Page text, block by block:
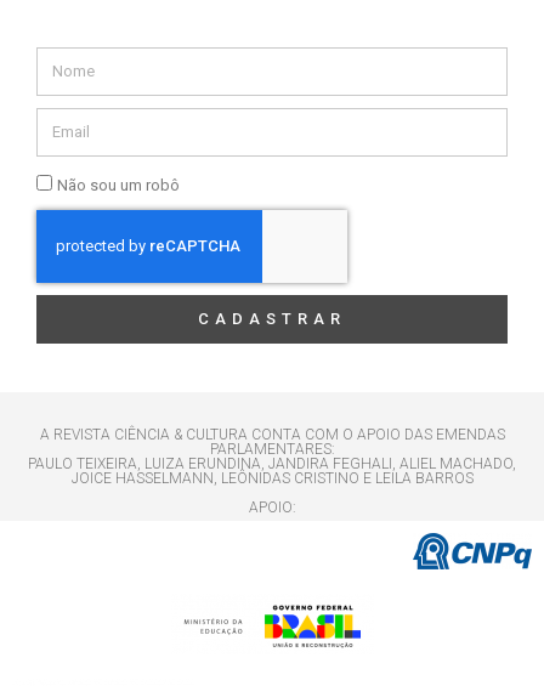
Não sou um robô
CADASTRAR
A REVISTA CIÊNCIA & CULTURA CONTA COM O APOIO DAS EMENDAS
PARLAMENTARES:
PAULO TEIXEIRA, LUIZA ERUNDINA, JANDIRA FEGHALI, ALIEL MACHADO,
JOICE HASSELMANN, LEÔNIDAS CRISTINO E LEILA BARROS
APOIO: